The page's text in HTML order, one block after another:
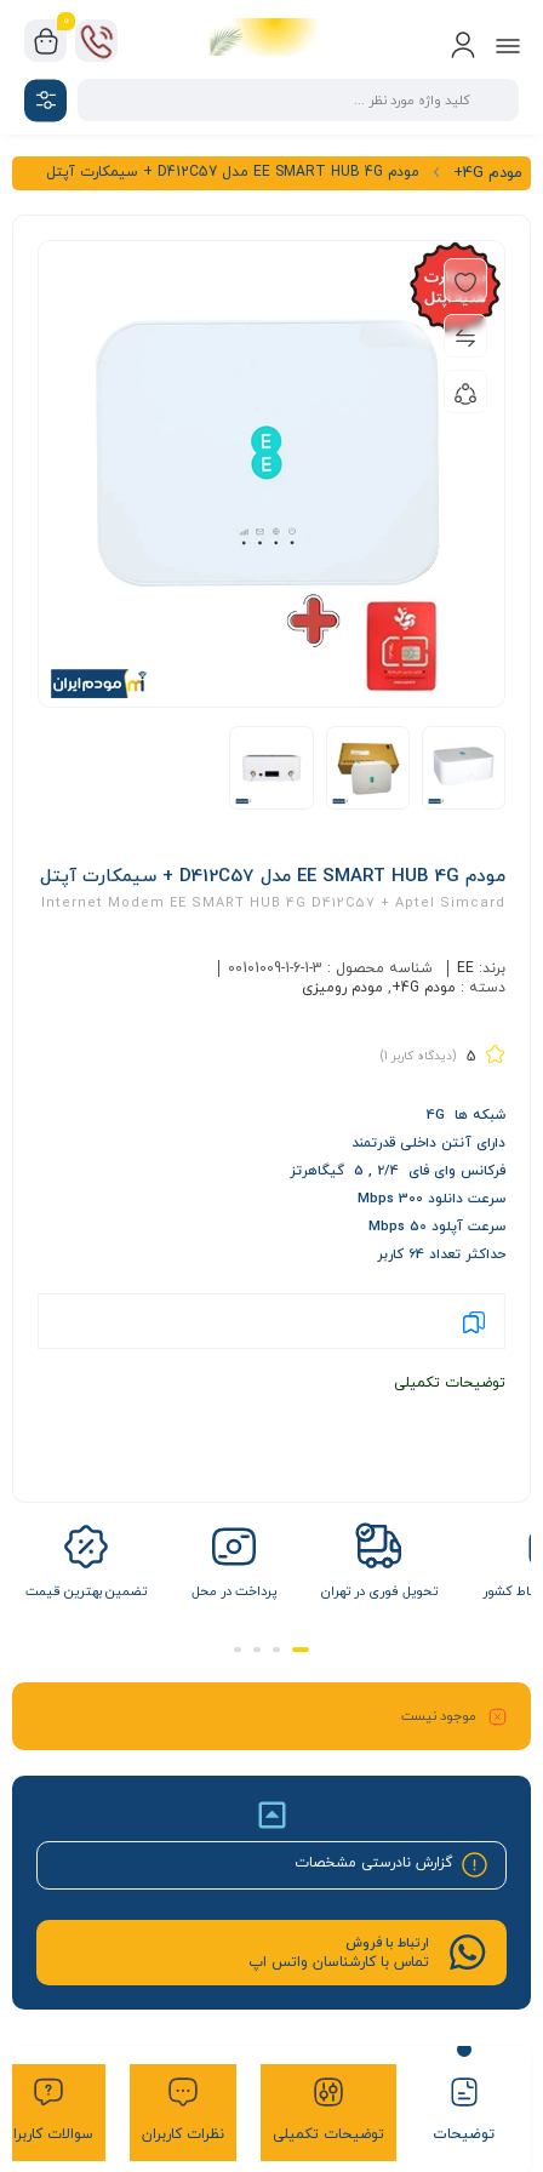
0
مودم 4G+ مودم EE SMART HUB 4G مدل D412C57 + سیمکارت آپتل
مودم EE SMART HUB 4G مدل D412C57 + سیمکارت آپتل
Internet Modem EE SMART HUB 4G D412C57 + Aptel Simcard
برند: EE شناسه محصول : 00101009-1-6-1-3
دسته : مودم 4G+ , مودم رومیزی
5 (دیدگاه کاربر 1
)
شبکه ها 4G
دارای آنتن داخلی قدرتمند
فرکانس وای فای 2/4 , 5 گیگاهرتز
سرعت دانلود 300 Mbps
سرعت آپلود 50 Mbps
حداکثر تعداد 64 کاربر
توضیحات تکمیلی
نقاط کشور تحویل فوری در تهران پرداخت در محل تضمین بهترین قیمت
موجود نیست
گزارش نادرستی مشخصات
ارتباط با فروش
تماس با کارشناسان واتس اپ
توضیحات توضیحات تکمیلی نظرات کاربران سوالات کاربران